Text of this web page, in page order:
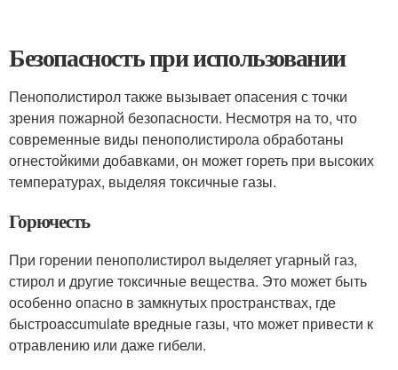
Безопасность при использовании
Пенополистирол также вызывает опасения с точки
зрения пожарной безопасности. Несмотря на то, что
современные виды пенополистирола обработаны
огнестойкими добавками, он может гореть при высоких
температурах, выделяя токсичные газы.
Горючесть
При горении пенополистирол выделяет угарный газ,
стирол и другие токсичные вещества. Это может быть
особенно опасно в замкнутых пространствах, где
быстроaccumulate вредные газы, что может привести к
отравлению или даже гибели.